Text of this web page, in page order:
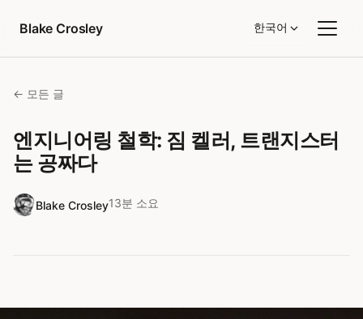
Blake Crosley
한국어
← 모든 글
엔지니어링 철학: 짐 켈러, 트랜지스터
는 공짜다
Blake Crosley13분 소요